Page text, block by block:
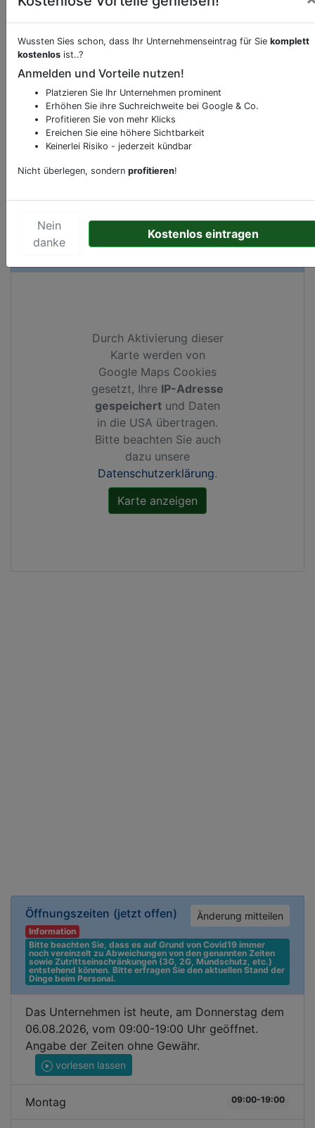
Öffnungszeiten (jetzt offen) Änderung mitteilen
Information
Bitte beachten Sie, dass es auf Grund von Covid19 immer
noch vereinzelt zu Abweichungen von den genannten Zeiten
sowie Zutrittseinschränkungen (3G, 2G, Mundschutz, etc.)
entstehend können. Bitte erfragen Sie den aktuellen Stand der
Dinge beim Personal.
Das Unternehmen ist heute, am Donnerstag dem
06.08.2026, vom 09:00-19:00 Uhr geöffnet.
Angabe der Zeiten ohne Gewähr.
vorlesen lassen
Montag 09:00-19:00
Beschreibung & Services von
Sie möchten eine Beschreibung, Dienstleistung
oder andere relevante Informationen hinzufügen?
Klicken Sie bittehierum uns zu kontaktieren.
Gerne erweitern wir Ihren Firmeneintrag um
Sonderangebote odere besondere Services, die
Ihr Unternehmen anbietet und womit Sie sich von
Durch Aktivierung dieser
Karte werden von
Google Maps Cookies
gesetzt, Ihre IP-Adresse
gespeichert und Daten
in die USA übertragen.
Bitte beachten Sie auch
dazu unsere
Datenschutzerklärung.
Wussten Sies schon, dass Ihr Unternehmenseintrag für Sie komplett
kostenlos ist..?
Anmelden und Vorteile nutzen!
Platzieren Sie Ihr Unternehmen prominent
Erhöhen Sie ihre Suchreichweite bei Google & Co.
Profitieren Sie von mehr Klicks
Ereichen Sie eine höhere Sichtbarkeit
Keinerlei Risiko - jederzeit kündbar
Nicht überlegen, sondern profitieren!
Nein
danke
Kostenlos eintragen